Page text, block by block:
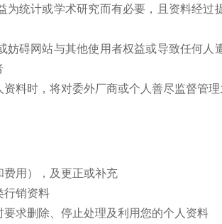
统计或学术研究而有必要，且资料经
碍网站与其他使用者权益或导致任何
料时，将对委外厂商或个人善尽监督管
用），及更正或补充
行销资料
求删除、停止处理及利用您的个人资料